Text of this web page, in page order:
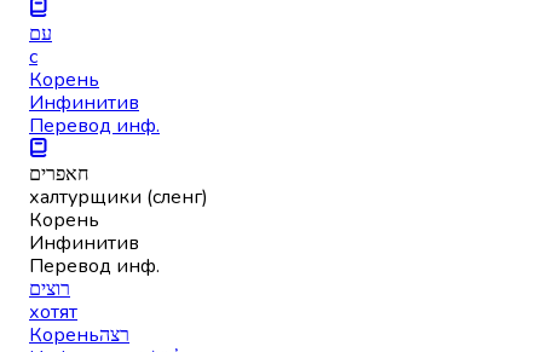
עם
с
Корень
Инфинитив
Перевод инф.
חאפרים
халтурщики (сленг)
Корень
Инфинитив
Перевод инф.
רוצים
хотят
Кореньרצה